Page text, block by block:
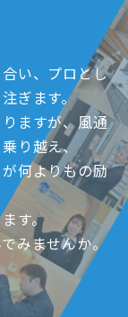
い、プロとし
ぎます。
ますが、風通
り越え、
何よりもの励
す。
みませんか。